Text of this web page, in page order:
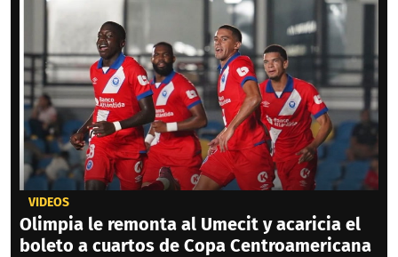
VIDEOS
Olimpia le remonta al Umecit y acaricia el
boleto a cuartos de Copa Centroamericana